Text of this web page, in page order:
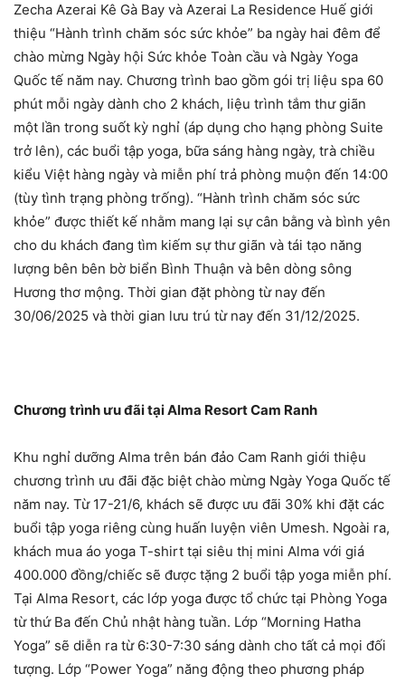
Zecha Azerai Kê Gà Bay và Azerai La Residence Huế giới
thiệu “Hành trình chăm sóc sức khỏe” ba ngày hai đêm để
chào mừng Ngày hội Sức khỏe Toàn cầu và Ngày Yoga
Quốc tế năm nay. Chương trình bao gồm gói trị liệu spa 60
phút mỗi ngày dành cho 2 khách, liệu trình tắm thư giãn
một lần trong suốt kỳ nghỉ (áp dụng cho hạng phòng Suite
trở lên), các buổi tập yoga, bữa sáng hàng ngày, trà chiều
kiểu Việt hàng ngày và miễn phí trả phòng muộn đến 14:00
(tùy tình trạng phòng trống). “Hành trình chăm sóc sức
khỏe” được thiết kế nhằm mang lại sự cân bằng và bình yên
cho du khách đang tìm kiếm sự thư giãn và tái tạo năng
lượng bên bên bờ biển Bình Thuận và bên dòng sông
Hương thơ mộng. Thời gian đặt phòng từ nay đến
30/06/2025 và thời gian lưu trú từ nay đến 31/12/2025.
Chương trình ưu đãi tại Alma Resort Cam Ranh
Khu nghỉ dưỡng Alma trên bán đảo Cam Ranh giới thiệu
chương trình ưu đãi đặc biệt chào mừng Ngày Yoga Quốc tế
năm nay. Từ 17-21/6, khách sẽ được ưu đãi 30% khi đặt các
buổi tập yoga riêng cùng huấn luyện viên Umesh. Ngoài ra,
khách mua áo yoga T-shirt tại siêu thị mini Alma với giá
400.000 đồng/chiếc sẽ được tặng 2 buổi tập yoga miễn phí.
Tại Alma Resort, các lớp yoga được tổ chức tại Phòng Yoga
từ thứ Ba đến Chủ nhật hàng tuần. Lớp “Morning Hatha
Yoga” sẽ diễn ra từ 6:30-7:30 sáng dành cho tất cả mọi đối
tượng. Lớp “Power Yoga” năng động theo phương pháp